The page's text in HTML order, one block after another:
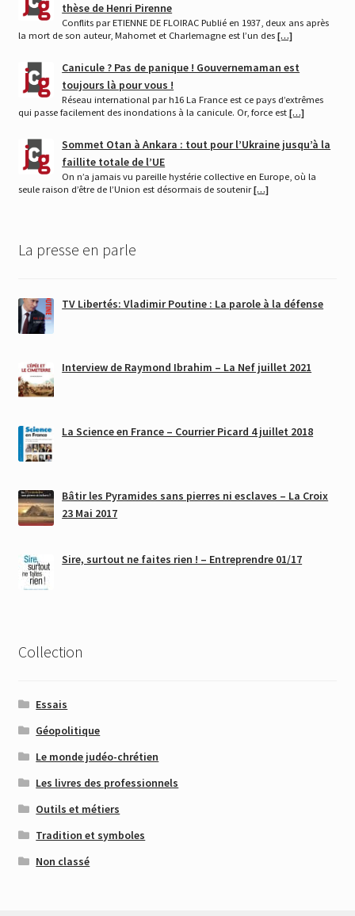
thèse de Henri Pirenne
Conflits par ETIENNE DE FLOIRAC Publié en 1937, deux ans après
la mort de son auteur, Mahomet et Charlemagne est l’un des […]
Canicule ? Pas de panique ! Gouvernemaman est
toujours là pour vous !
Réseau international par h16 La France est ce pays d’extrêmes
qui passe facilement des inondations à la canicule. Or, force est […]
Sommet Otan à Ankara : tout pour l’Ukraine jusqu’à la
faillite totale de l’UE
On n’a jamais vu pareille hystérie collective en Europe, où la
seule raison d’être de l’Union est désormais de soutenir[…]
La presse en parle
TV Libertés: Vladimir Poutine : La parole à la défense
Interview de Raymond Ibrahim – La Nef juillet 2021
La Science en France – Courrier Picard 4 juillet 2018
Bâtir les Pyramides sans pierres ni esclaves – La Croix
23 Mai 2017
Sire, surtout ne faites rien ! – Entreprendre 01/17
Collection
Essais
Géopolitique
Le monde judéo-chrétien
Les livres des professionnels
Outils et métiers
Tradition et symboles
Non classé